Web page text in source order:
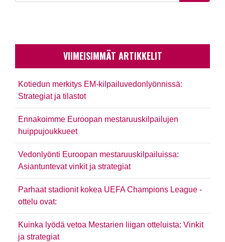
VIIMEISIMMÄT ARTIKKELIT
Kotiedun merkitys EM-kilpailuvedonlyönnissä:
Strategiat ja tilastot
Ennakoimme Euroopan mestaruuskilpailujen
huippujoukkueet
Vedonlyönti Euroopan mestaruuskilpailuissa:
Asiantuntevat vinkit ja strategiat
Parhaat stadionit kokea UEFA Champions League -
ottelu ovat:
Kuinka lyödä vetoa Mestarien liigan otteluista: Vinkit
ja strategiat